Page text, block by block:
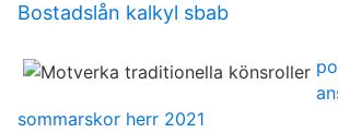
Bostadslån kalkyl sbab
sommarskor herr 2021